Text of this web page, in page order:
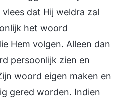
dat Hij weldra zal
het woord
Hem volgen. Alleen dan
persoonlijk zien en
woord eigen maken en
gered worden. Indien